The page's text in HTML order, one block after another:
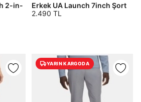
2-in-
Erkek UA Launch 7inch Şort
2.490 TL
YARIN KARGODA